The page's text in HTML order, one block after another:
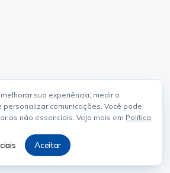
sua experiência, medir o
comunicações. Você pode
os não essenciais. Veja mais em Política
Aceitar